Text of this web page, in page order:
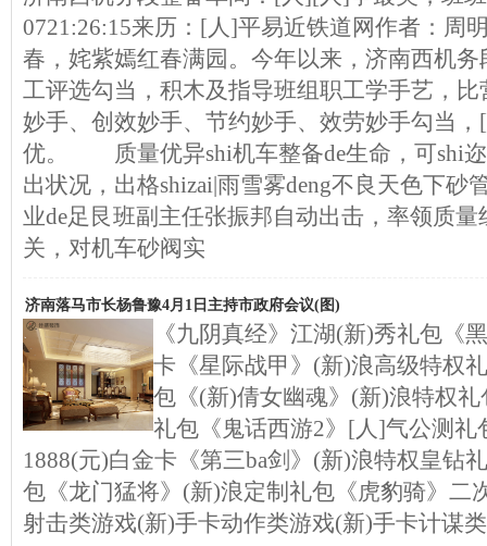
0721:26:15来历：[人]平易近铁道网作者：
春，姹紫嫣红春满园。今年以来，济南西机
工评选勾当，积木及指导班组职工学手艺，
妙手、创效妙手、节约妙手、效劳妙手勾当
优。 质量优异shi机车整备de生命，可shi迩
出状况，出格shizai|雨雪雾deng不良天色下砂
业de足艮班副主任张振邦自动出击，率领质
关，对机车砂阀实
济南落马市长杨鲁豫4月1日主持市政府会议(图)
《九阴真经》江湖(新)秀礼包《
卡《星际战甲》(新)浪高级特权
包《(新)倩女幽魂》(新)浪特权
礼包《鬼话西游2》[人]气公测礼
1888(元)白金卡《第三ba剑》(新)浪特权皇钻
包《龙门猛将》(新)浪定制礼包《虎豹骑》二
射击类游戏(新)手卡动作类游戏(新)手卡计谋